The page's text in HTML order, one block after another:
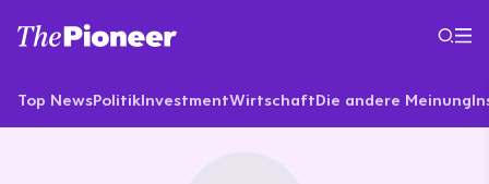
Top NewsPolitikInvestmentWirtschaftDie andere Meinung